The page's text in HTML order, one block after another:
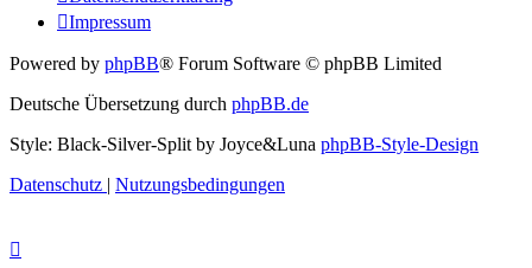
Impressum
Powered by phpBB® Forum Software © phpBB Limited
Deutsche Übersetzung durch phpBB.de
Style: Black-Silver-Split by Joyce&Luna phpBB-Style-Design
Datenschutz | Nutzungsbedingungen